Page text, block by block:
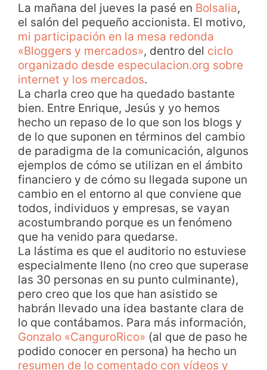
La mañana del jueves la pasé en Bolsalia,
el salón del pequeño accionista. El motivo,
mi participación en la mesa redonda
«Bloggers y mercados», dentro del ciclo
organizado desde especulacion.org sobre
internet y los mercados.
La charla creo que ha quedado bastante
bien. Entre Enrique, Jesús y yo hemos
hecho un repaso de lo que son los blogs y
de lo que suponen en términos del cambio
de paradigma de la comunicación, algunos
ejemplos de cómo se utilizan en el ámbito
financiero y de cómo su llegada supone un
cambio en el entorno al que conviene que
todos, individuos y empresas, se vayan
acostumbrando porque es un fenómeno
que ha venido para quedarse.
La lástima es que el auditorio no estuviese
especialmente lleno (no creo que superase
las 30 personas en su punto culminante),
pero creo que los que han asistido se
habrán llevado una idea bastante clara de
lo que contábamos. Para más información,
Gonzalo «CanguroRico» (al que de paso he
podido conocer en persona) ha hecho un
resumen de lo comentado con vídeos y